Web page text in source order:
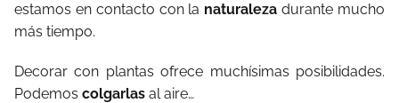
estamos en contacto con la naturaleza durante mucho
más tiempo.
Decorar con plantas ofrece muchísimas posibilidades.
Podemos colgarlas al aire…